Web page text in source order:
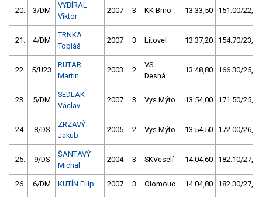
20. 3/DM
VYBÍRAL
Viktor
2007 3 KK Brno 13:33,50 151.00/22,8
21. 4/DM
TRNKA
Tobiáš
2007 3 Litovel 13:37,20 154.70/23,4
22. 5/U23
RUTAR
Martin
2003 2
VS
Desná
13:48,80 166.30/25,1
23. 5/DM
SEDLÁK
Václav
2007 3 Vys.Mýto 13:54,00 171.50/25,9
24. 8/DS
ZRZAVÝ
Jakub
2005 2 Vys.Mýto 13:54,50 172.00/26,0
25. 9/DS
ŠANTAVÝ
Michal
2004 3 SKVeselí 14:04,60 182.10/27,5
26. 6/DM KUTÍN Filip 2007 3 Olomouc 14:04,80 182.30/27,5